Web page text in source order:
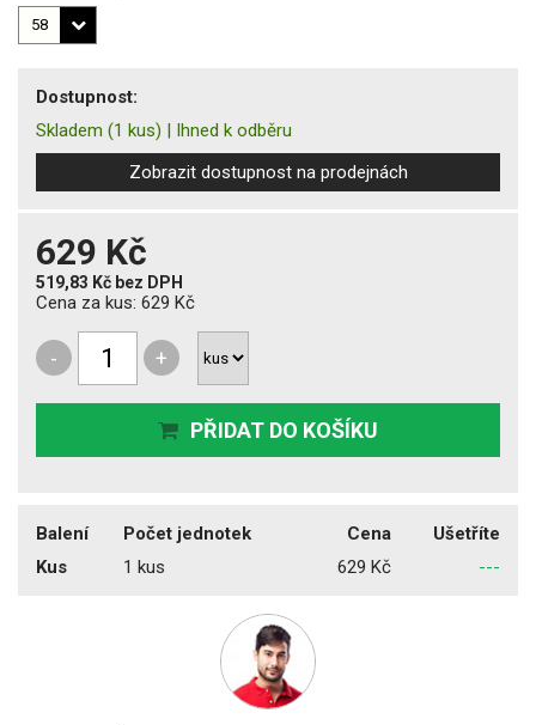
Dostupnost:
Skladem (1 kus) | Ihned k odběru
Zobrazit dostupnost na prodejnách
629 Kč
519,83 Kč bez DPH
Cena za kus: 629 Kč
- +
PŘIDAT DO KOŠÍKU
Balení Počet jednotek Cena
Ušetříte
Kus
1 kus 629 Kč ---